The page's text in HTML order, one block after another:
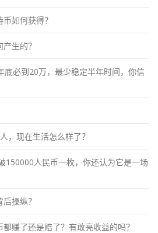
如何获得？
生的？
底必到20万，最少稳定半年时间，你信
，现在生活怎么样了？
150000人民币一枚，你还认为它是一场
操纵？
赚了还是赔了？有敢亮收益的吗？